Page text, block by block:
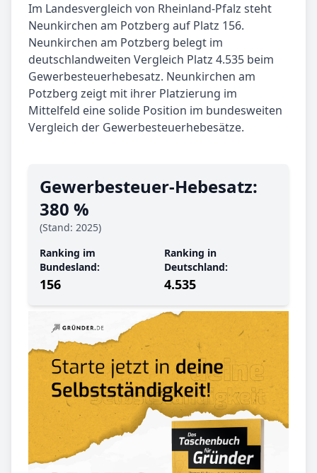
Im Landesvergleich von Rheinland-Pfalz steht
Neunkirchen am Potzberg auf Platz 156.
Neunkirchen am Potzberg belegt im
deutschlandweiten Vergleich Platz 4.535 beim
Gewerbesteuerhebesatz. Neunkirchen am
Potzberg zeigt mit ihrer Platzierung im
Mittelfeld eine solide Position im bundesweiten
Vergleich der Gewerbesteuerhebesätze.
Gewerbe­steuer-Hebe­satz:
380 %
(Stand: 2025)
Ranking im
Bundesland:
156
Ranking in
Deutschland:
4.535